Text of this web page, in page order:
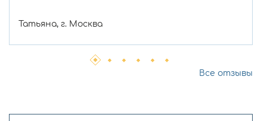
Татьяна, г. Москва
Все отзывы